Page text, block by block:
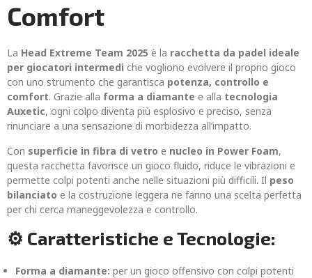
Comfort
La Head Extreme Team 2025 è la racchetta da padel ideale
per giocatori intermedi che vogliono evolvere il proprio gioco
con uno strumento che garantisca potenza, controllo e
comfort. Grazie alla forma a diamante e alla tecnologia
Auxetic, ogni colpo diventa più esplosivo e preciso, senza
rinunciare a una sensazione di morbidezza all’impatto.
Con superficie in fibra di vetro e nucleo in Power Foam,
questa racchetta favorisce un gioco fluido, riduce le vibrazioni e
permette colpi potenti anche nelle situazioni più difficili. Il peso
bilanciato e la costruzione leggera ne fanno una scelta perfetta
per chi cerca maneggevolezza e controllo.
⚙️ Caratteristiche e Tecnologie:
Forma a diamante: per un gioco offensivo con colpi potenti